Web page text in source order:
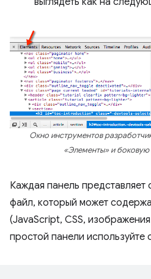
Окно инструментов
«Элементы» и боковую
Каждая панель
файл, который может
(JavaScript, CSS,
простой панели